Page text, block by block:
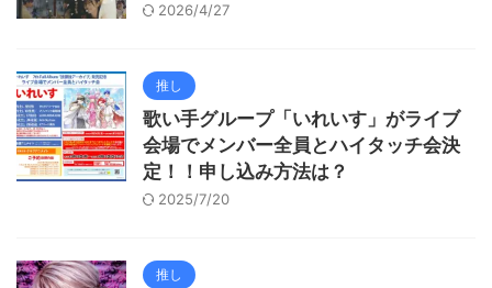
2026/4/27
推し
歌い手グループ「いれいす」がライブ
会場でメンバー全員とハイタッチ会決
定！！申し込み方法は？
2025/7/20
推し